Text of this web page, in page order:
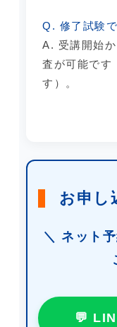
Q. 修了試験
A. 受講開始
査が可能です
す）。
お申し
＼ ネット
💬